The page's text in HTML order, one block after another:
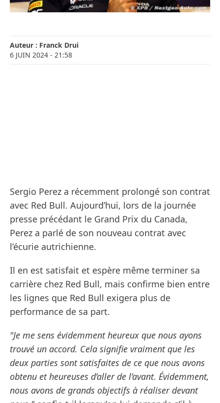
Auteur : Franck Drui
6 JUIN 2024 - 21:58
Sergio Perez a récemment prolongé son contrat
avec Red Bull. Aujourd’hui, lors de la journée
presse précédant le Grand Prix du Canada,
Perez a parlé de son nouveau contrat avec
l’écurie autrichienne.
Il en est satisfait et espère même terminer sa
carrière chez Red Bull, mais confirme bien entre
les lignes que Red Bull exigera plus de
performance de sa part.
"Je me sens évidemment heureux que nous ayons
trouvé un accord. Cela signifie vraiment que les
deux parties sont satisfaites de ce que nous avons
obtenu et heureuses d’aller de l’avant. Évidemment,
nous avons de grands objectifs à réaliser devant